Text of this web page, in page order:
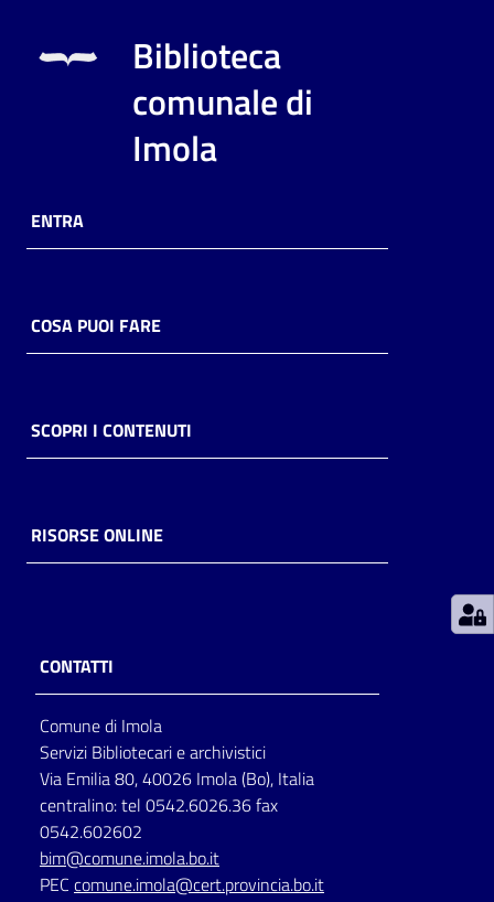
Scopri
online
Piani
Decentrate
Seguici
su
Biblioteca
comunale di
Imola
ENTRA
COSA PUOI FARE
SCOPRI I CONTENUTI
RISORSE ONLINE
CONTATTI
Comune di Imola
Servizi Bibliotecari e archivistici
Via Emilia 80, 40026 Imola (Bo), Italia
centralino: tel 0542.6026.36 fax
0542.602602
bim@comune.imola.bo.it
PEC comune.imola@cert.provincia.bo.it